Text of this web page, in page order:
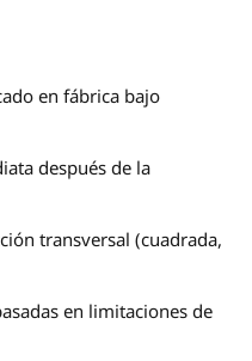
en fábrica bajo
después de la
transversal (cuadrada,
en limitaciones de